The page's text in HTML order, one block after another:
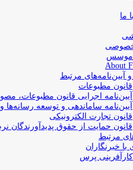
ما
موسس
About
و آیین‌نامه‌های مرتبط
‌قانون مطبوعات
آیین‌نامه اجرایی قانون مطبوعات، مصوب
آیین‌نامه سامان­دهی و توسعه رسانه­‌ها
قانون تجارت الکترونیکی
قانون حمایت از حقوق پدیدآورندگان
مرتبط
با خبرنگاران
کارآفرینی پرس